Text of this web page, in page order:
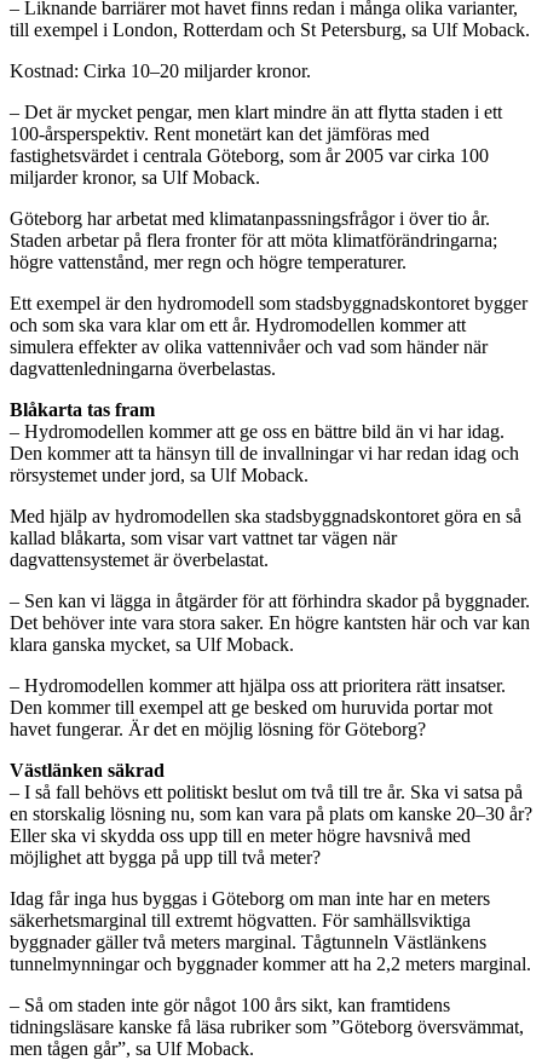
– Liknande barriärer mot havet finns redan i många olika varianter,
till exempel i London, Rotterdam och St Petersburg, sa Ulf Moback.
Kostnad: Cirka 10–20 miljarder kronor.
– Det är mycket pengar, men klart mindre än att flytta staden i ett
100-årsperspektiv. Rent monetärt kan det jämföras med
fastighetsvärdet i centrala Göteborg, som år 2005 var cirka 100
miljarder kronor, sa Ulf Moback.
Göteborg har arbetat med klimatanpassningsfrågor i över tio år.
Staden arbetar på flera fronter för att möta klimatförändringarna;
högre vattenstånd, mer regn och högre temperaturer.
Ett exempel är den hydromodell som stadsbyggnadskontoret bygger
och som ska vara klar om ett år. Hydromodellen kommer att
simulera effekter av olika vattennivåer och vad som händer när
dagvattenledningarna överbelastas.
Blåkarta tas fram
– Hydromodellen kommer att ge oss en bättre bild än vi har idag.
Den kommer att ta hänsyn till de invallningar vi har redan idag och
rörsystemet under jord, sa Ulf Moback.
Med hjälp av hydromodellen ska stadsbyggnadskontoret göra en så
kallad blåkarta, som visar vart vattnet tar vägen när
dagvattensystemet är överbelastat.
– Sen kan vi lägga in åtgärder för att förhindra skador på byggnader.
Det behöver inte vara stora saker. En högre kantsten här och var kan
klara ganska mycket, sa Ulf Moback.
– Hydromodellen kommer att hjälpa oss att prioritera rätt insatser.
Den kommer till exempel att ge besked om huruvida portar mot
havet fungerar. Är det en möjlig lösning för Göteborg?
Västlänken säkrad
– I så fall behövs ett politiskt beslut om två till tre år. Ska vi satsa på
en storskalig lösning nu, som kan vara på plats om kanske 20–30 år?
Eller ska vi skydda oss upp till en meter högre havsnivå med
möjlighet att bygga på upp till två meter?
Idag får inga hus byggas i Göteborg om man inte har en meters
säkerhetsmarginal till extremt högvatten. För samhällsviktiga
byggnader gäller två meters marginal. Tågtunneln Västlänkens
tunnelmynningar och byggnader kommer att ha 2,2 meters marginal.
– Så om staden inte gör något 100 års sikt, kan framtidens
tidningsläsare kanske få läsa rubriker som ”Göteborg översvämmat,
men tågen går”, sa Ulf Moback.